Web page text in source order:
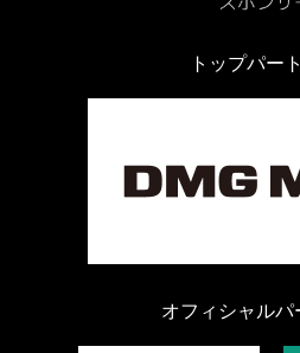
トップパー
オフィシャルパ